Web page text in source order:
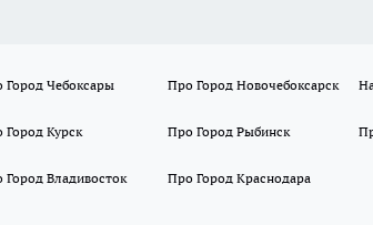
Город Чебоксары Про Город Новочебоксарск
Город Курск Про Город Рыбинск
Город Владивосток Про Город Краснодара